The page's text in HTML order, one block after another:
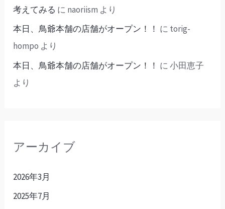
考えてみる に naoriism より
本日、鳥爺本舗の店舗がオープン！！ に torig-
hompo より
本日、鳥爺本舗の店舗がオープン！！ に小田恵子
より
アーカイブ
2026年3月
2025年7月